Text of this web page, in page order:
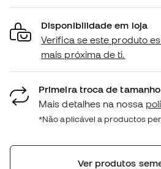
Disponibilidade em loja
Verifica se este produto
mais próxima de ti.
Primeira troca de
Mais detalhes na nossa
*Não aplicável a productos
Ver produtos